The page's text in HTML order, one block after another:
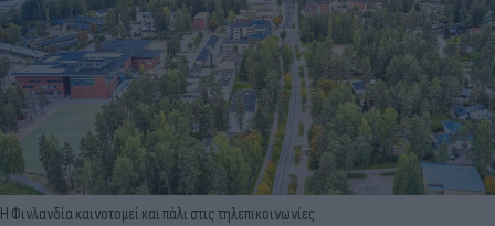
Η Φινλανδία καινοτομεί και πάλι στις τηλεπικοινωνίες